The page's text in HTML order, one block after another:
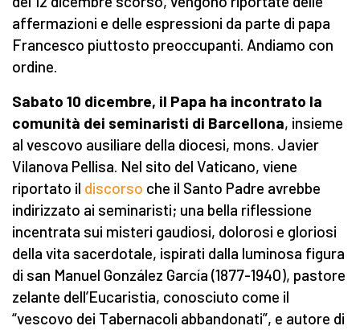
affermazioni e delle espressioni da parte di papa
Francesco piuttosto preoccupanti. Andiamo con
ordine.
Sabato 10 dicembre, il Papa ha incontrato la
comunità dei seminaristi di Barcellona, insieme
al vescovo ausiliare della diocesi, mons. Javier
Vilanova Pellisa. Nel sito del Vaticano, viene
riportato il discorso che il Santo Padre avrebbe
indirizzato ai seminaristi; una bella riflessione
incentrata sui misteri gaudiosi, dolorosi e gloriosi
della vita sacerdotale, ispirati dalla luminosa figura
di san Manuel González García (1877-1940), pastore
zelante dell’Eucaristia, conosciuto come il
“vescovo dei Tabernacoli abbandonati”, e autore di